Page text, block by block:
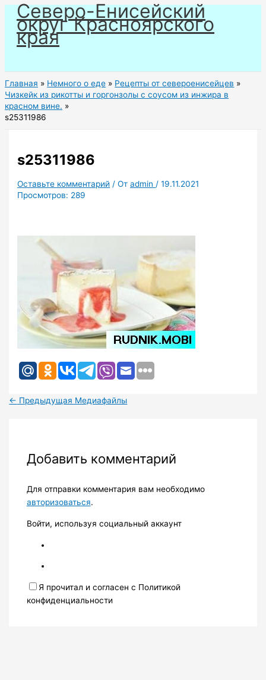
Перейти
содержимому
Северо-Енисейский
округ Красноярского
края
Главная Немного о еде
Рецепты от североенисейцев
Чизкейк из рикотты и горгонзолы с соусом из инжира в
красном вине.
s25311986
s25311986
Оставьте комментарий / Отadmin /19.11.2021
Просмотров: 289
← Предыдущая Медиафайлы
Добавить комментарий
Для отправки комментария вам необходимо
авторизоваться.
Войти, используя социальный аккаунт
Я прочитал и согласен с Политикой
конфиденциальности